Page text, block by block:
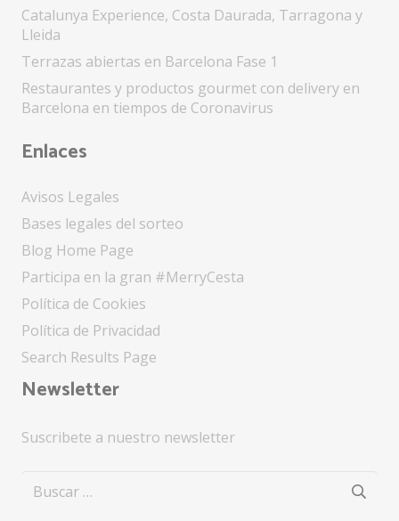
Catalunya Experience, Costa Daurada, Tarragona y
Lleida
Terrazas abiertas en Barcelona Fase 1
Restaurantes y productos gourmet con delivery en
Barcelona en tiempos de Coronavirus
Enlaces
Avisos Legales
Bases legales del sorteo
Blog Home Page
Participa en la gran #MerryCesta
Política de Cookies
Política de Privacidad
Search Results Page
Newsletter
Suscribete a nuestro newsletter
Buscar: